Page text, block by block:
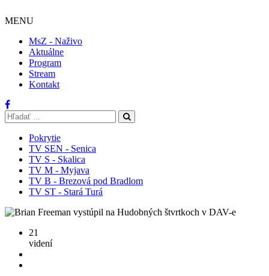
MENU
MsZ - Naživo
Aktuálne
Program
Stream
Kontakt
Pokrytie
TV SEN - Senica
TV S - Skalica
TV M - Myjava
TV B - Brezová pod Bradlom
TV ST - Stará Turá
21
videní